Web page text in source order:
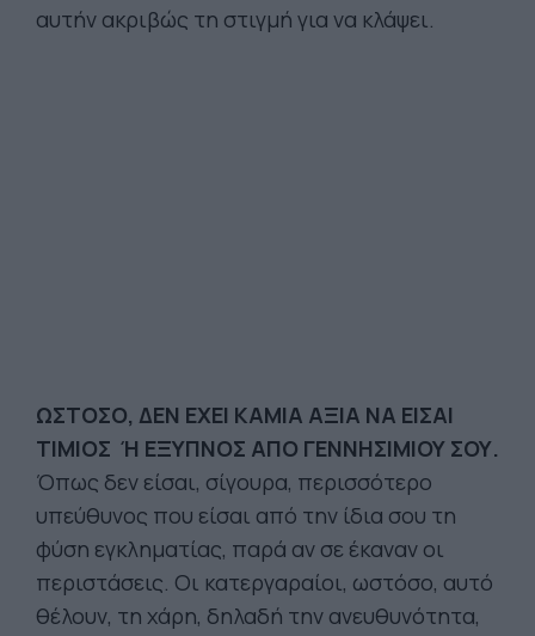
αυτήν ακριβώς τη στιγμή για να κλάψει.
ΩΣΤΟΣΟ, ΔΕΝ ΕΧΕΙ ΚΑΜΙΑ ΑΞΙΑ ΝΑ ΕΙΣΑΙ
ΤΙΜΙΟΣ Ή ΕΞΥΠΝΟΣ ΑΠΟ ΓΕΝΝΗΣΙΜΙΟΥ ΣΟΥ.
Όπως δεν είσαι, σίγουρα, περισσότερο
υπεύθυνος που είσαι από την ίδια σου τη
φύση εγκληματίας, παρά αν σε έκαναν οι
περιστάσεις. Οι κατεργαραίοι, ωστόσο, αυτό
θέλουν, τη χάρη, δηλαδή την ανευθυνότητα,